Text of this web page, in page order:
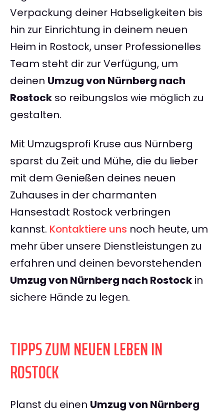
Verpackung deiner Habseligkeiten bis
hin zur Einrichtung in deinem neuen
Heim in Rostock, unser Professionelles
Team steht dir zur Verfügung, um
deinen Umzug von Nürnberg nach
Rostock so reibungslos wie möglich zu
gestalten.
Mit Umzugsprofi Kruse aus Nürnberg
sparst du Zeit und Mühe, die du lieber
mit dem Genießen deines neuen
Zuhauses in der charmanten
Hansestadt Rostock verbringen
kannst. Kontaktiere uns noch heute, um
mehr über unsere Dienstleistungen zu
erfahren und deinen bevorstehenden
Umzug von Nürnberg nach Rostock in
sichere Hände zu legen.
TIPPS ZUM NEUEN LEBEN IN
ROSTOCK
Planst du einen Umzug von Nürnberg